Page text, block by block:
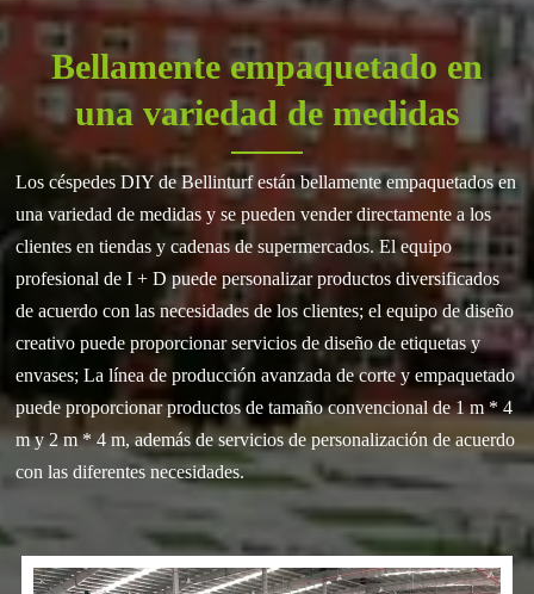
Bellamente empaquetado en
una variedad de medidas
Los céspedes DIY de Bellinturf están bellamente empaquetados en
una variedad de medidas y se pueden vender directamente a los
clientes en tiendas y cadenas de supermercados. El equipo
profesional de I + D puede personalizar productos diversificados
de acuerdo con las necesidades de los clientes; el equipo de diseño
creativo puede proporcionar servicios de diseño de etiquetas y
envases; La línea de producción avanzada de corte y empaquetado
puede proporcionar productos de tamaño convencional de 1 m * 4
m y 2 m * 4 m, además de servicios de personalización de acuerdo
con las diferentes necesidades.